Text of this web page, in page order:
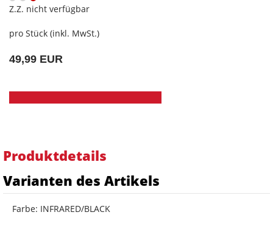
Z.Z. nicht verfügbar
pro Stück (inkl. MwSt.)
49,99 EUR
Produktdetails
Varianten des Artikels
Farbe: INFRARED/BLACK